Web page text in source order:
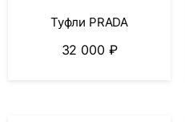
Туфли PRADA
32 000 ₽